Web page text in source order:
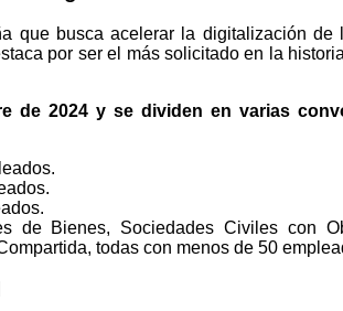
que busca acelerar la digitalización de
por ser el más solicitado en la
de 2024 y se dividen en varias
de Bienes, Sociedades Civiles con
todas con menos de 50